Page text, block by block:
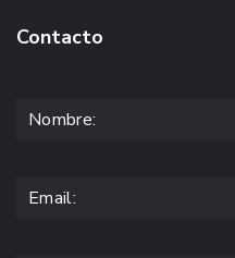
Contacto